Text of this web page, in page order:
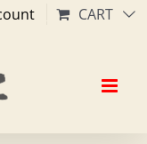
CART